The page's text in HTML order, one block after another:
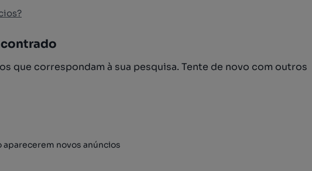
que correspondam à sua pesquisa. Tente de novo com outros
novos anúncios